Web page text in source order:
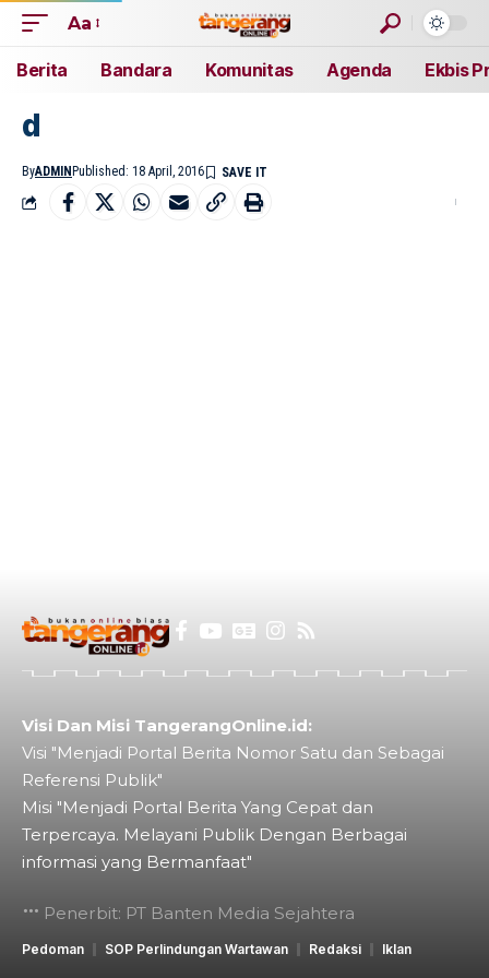
Aa
Berita Bandara Komunitas Agenda Ekbis
d
ByADMIN Published: 18 April, 2016
Visi Dan Misi TangerangOnline.id:
Visi "Menjadi Portal Berita Nomor Satu dan Sebagai
Referensi Publik"
Misi "Menjadi Portal Berita Yang Cepat dan
Terpercaya. Melayani Publik Dengan Berbagai
informasi yang Bermanfaat"
Penerbit: PT Banten Media Sejahtera
Pedoman SOP Perlindungan Wartawan Redaksi Iklan